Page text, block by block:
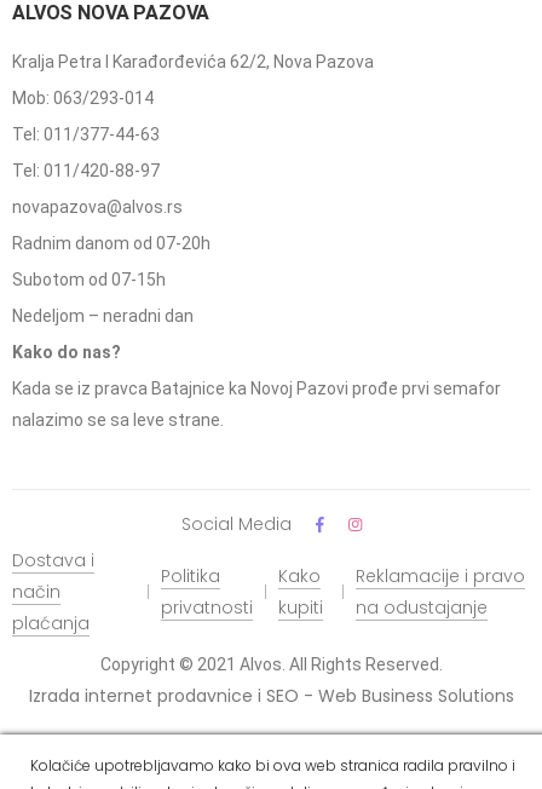
ALVOS NOVA PAZOVA
Kralja Petra I Karađorđevića 62/2, Nova Pazova
Mob: 063/293-014
Tel: 011/377-44-63
Tel: 011/420-88-97
novapazova@alvos.rs
Radnim danom od 07-20h
Subotom od 07-15h
Nedeljom – neradni dan
Kako do nas?
Kada se iz pravca Batajnice ka Novoj Pazovi prođe prvi semafor
nalazimo se sa leve strane.
Copyright © 2021 Alvos. All Rights Reserved.
Izrada internet prodavnice i SEO - Web Business Solutions
Dostava i
način
plaćanja
Politika
privatnosti
Kako
kupiti
Reklamacije i pravo
na odustajanje
Social Media
Kolačiće upotrebljavamo kako bi ova web stranica radila pravilno i